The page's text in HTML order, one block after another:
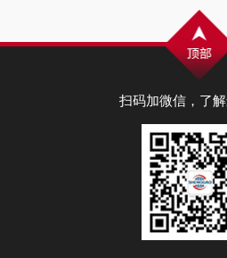
扫码加微信，了